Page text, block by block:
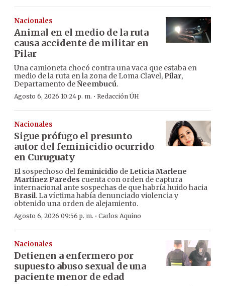
Nacionales
Animal en el medio de la ruta
causa accidente de militar en
Pilar
Una camioneta chocó contra una vaca que estaba en
medio de la ruta en la zona de Loma Clavel, Pilar,
Departamento deÑeembucú.
Agosto 6, 2026 10:24 p. m. · Redacción ÚH
Nacionales
Sigue prófugo el presunto
autor del feminicidio ocurrido
en Curuguaty
El sospechoso delfeminicidio de Leticia Marlene
Martínez Paredes cuenta con orden de captura
internacional ante sospechas de que habría huido hacia
Brasil. La víctima había denunciado violencia y
obtenido una orden de alejamiento.
Agosto 6, 2026 09:56 p. m. · Carlos Aquino
Nacionales
Detienen a enfermero por
supuesto abuso sexual de una
paciente menor de edad